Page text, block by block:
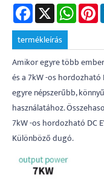
Facebook
X
termékleírás
Amikor egyre több
és a 7kW -os
egyre népszerűbb,
használatához.
7kW -os hordozható DC
Különböző dugó.